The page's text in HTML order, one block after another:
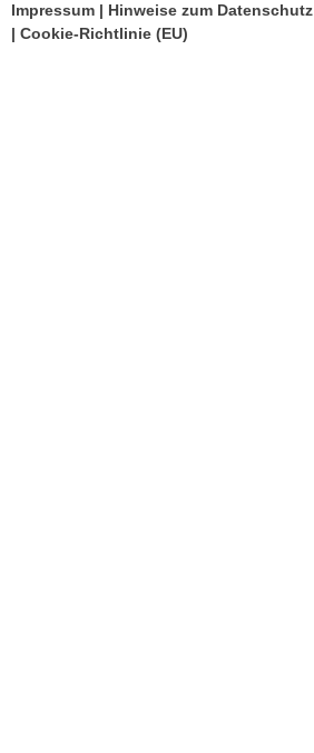
Impressum | Hinweise zum Datenschutz
| Cookie-Richtlinie (EU)